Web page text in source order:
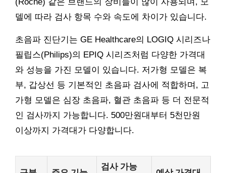
(Roche) 같은 브랜드의 장비들이 많이 사용되며, 모
델에 따라 검사 항목 수와 속도에 차이가 있습니다.
초음파 진단기는 GE Healthcare의 LOGIQ 시리즈나
필립스(Philips)의 EPIQ 시리즈처럼 다양한 가격대
와 성능을 가진 모델이 있습니다. 저가형 모델은 복
부, 갑상선 등 기본적인 초음파 검사에 적합하며, 고
가형 모델은 심장 초음파, 혈관 초음파 등 더 전문적
인 검사까지 가능합니다. 500만원대부터 5천만원
이상까지 가격대가 다양합니다.
검사 가능